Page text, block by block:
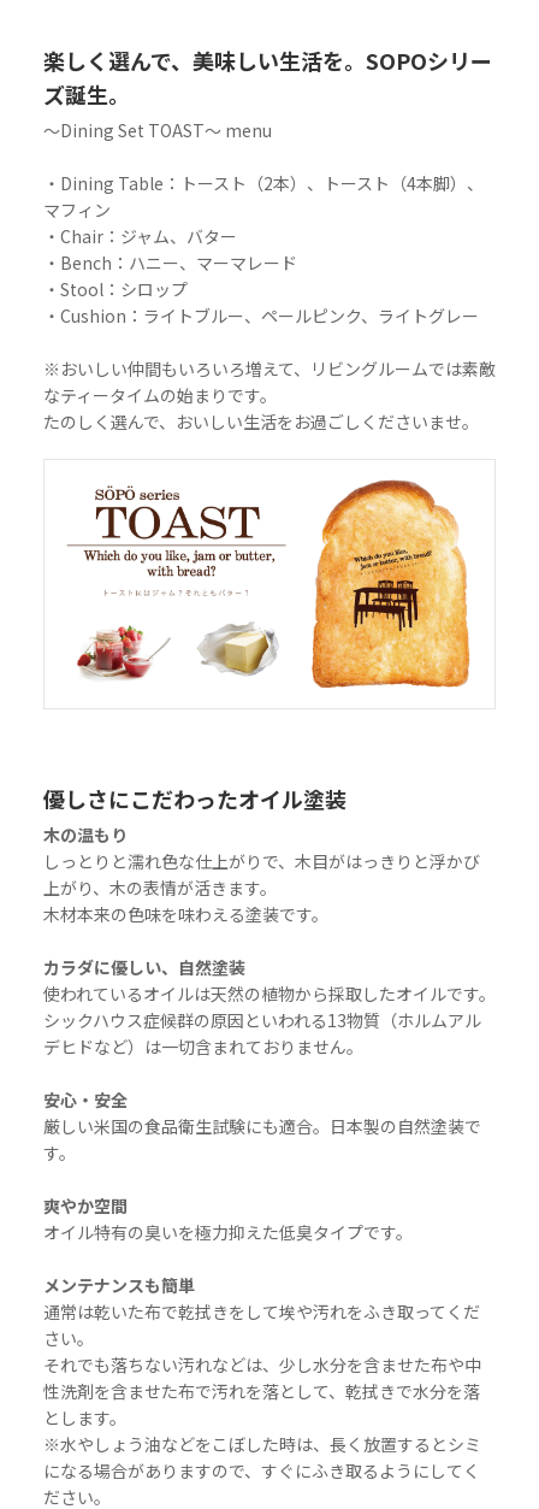
楽しく選んで、美味しい生活を。SOPOシリー
ズ誕生。
〜Dining Set TOAST〜 menu
・Dining Table：トースト（2本）、トースト（4本脚）、
マフィン
・Chair：ジャム、バター
・Bench：ハニー、マーマレード
・Stool：シロップ
・Cushion：ライトブルー、ペールピンク、ライトグレー
※おいしい仲間もいろいろ増えて、リビングルームでは素敵
なティータイムの始まりです。
たのしく選んで、おいしい生活をお過ごしくださいませ。
優しさにこだわったオイル塗装
木の温もり
しっとりと濡れ色な仕上がりで、木目がはっきりと浮かび
上がり、木の表情が活きます。
木材本来の色味を味わえる塗装です。
カラダに優しい、自然塗装
使われているオイルは天然の植物から採取したオイルです。
シックハウス症候群の原因といわれる13物質（ホルムアル
デヒドなど）は一切含まれておりません。
安心・安全
厳しい米国の食品衛生試験にも適合。日本製の自然塗装で
す。
爽やか空間
オイル特有の臭いを極力抑えた低臭タイプです。
メンテナンスも簡単
通常は乾いた布で乾拭きをして埃や汚れをふき取ってくだ
さい。
それでも落ちない汚れなどは、少し水分を含ませた布や中
性洗剤を含ませた布で汚れを落として、乾拭きで水分を落
とします。
※水やしょう油などをこぼした時は、長く放置するとシミ
になる場合がありますので、すぐにふき取るようにしてく
ださい。